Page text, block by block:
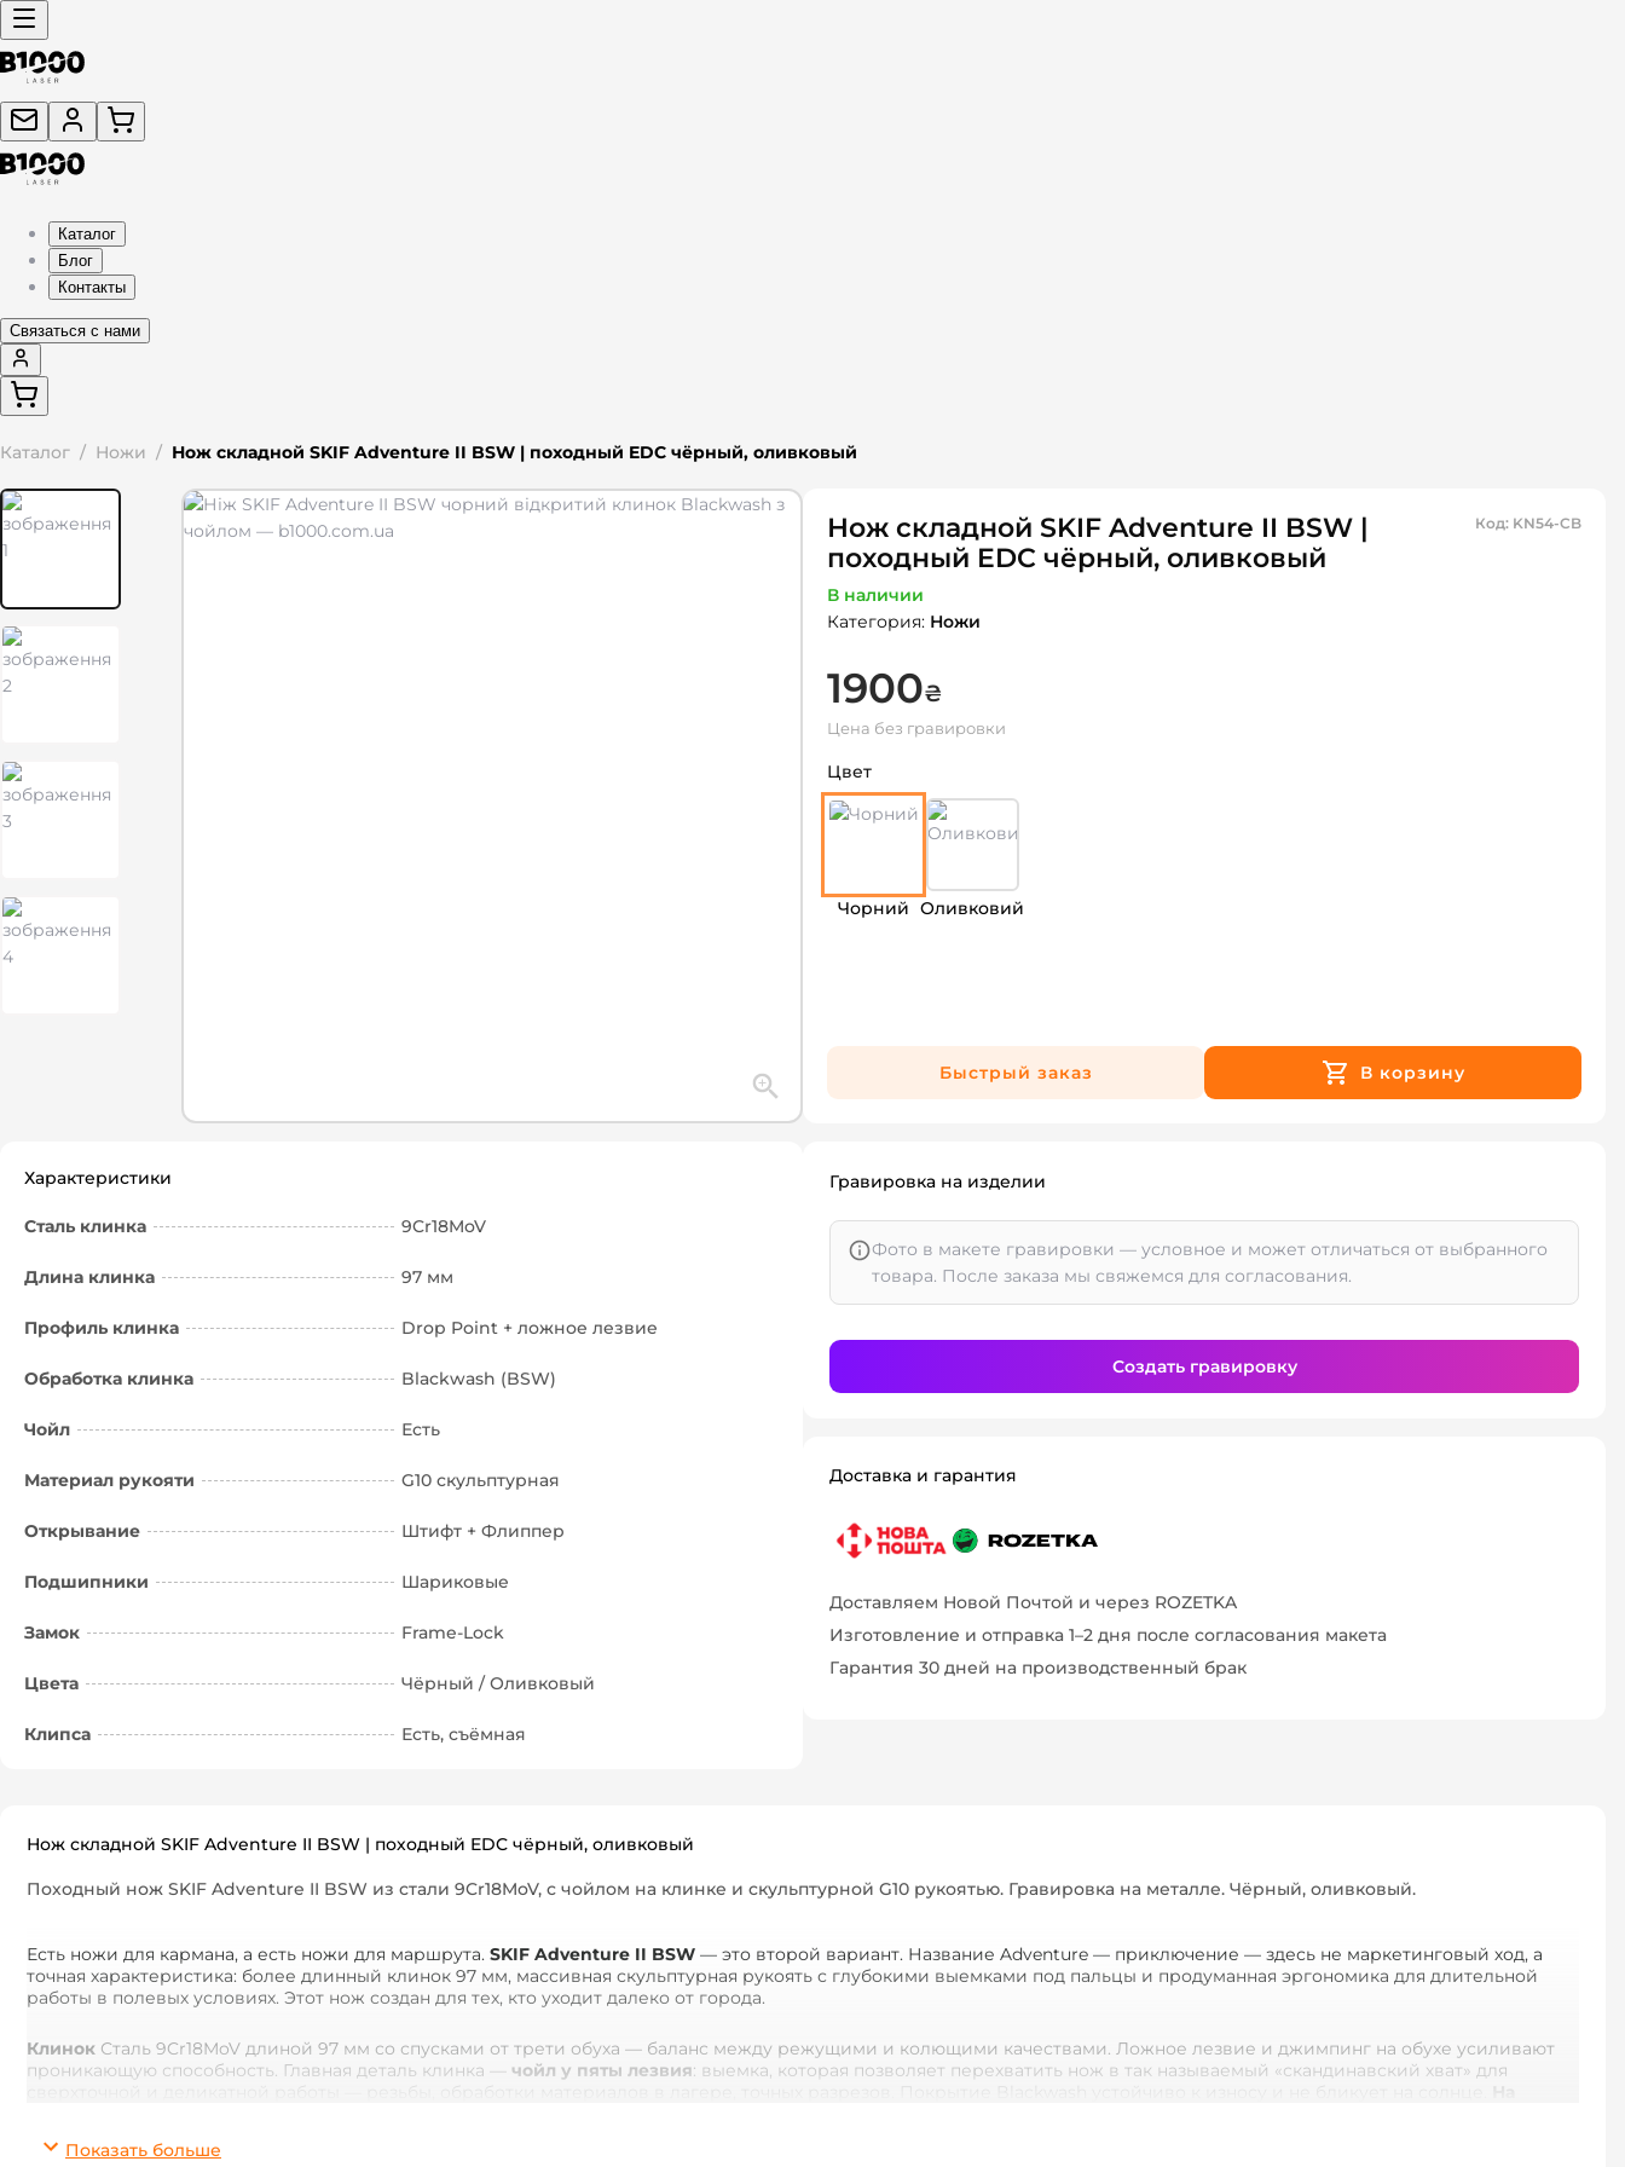
Каталог
Блог
Контакты
Связаться с нами
Каталог / Ножи / Нож складной SKIF Adventure II BSW | походный EDC чёрный, оливковый
Характеристики
Сталь клинка 9Cr18MoV
Длина клинка 97 мм
Профиль клинка Drop Point + ложное лезвие
Обработка клинка Blackwash (BSW)
Чойл Есть
Материал рукояти G10 скульптурная
Открывание Штифт + Флиппер
Подшипники Шариковые
Замок Frame-Lock
Цвета Чёрный / Оливковый
Клипса Есть, съёмная
Нож складной SKIF Adventure II BSW |
походный EDC чёрный, оливковый
Код: KN54-CB
В наличии
Категория: Ножи
1900₴
Цена без гравировки
Цвет
Чорний Оливковий
Быстрый заказ В корзину
Гравировка на изделии
Фото в макете гравировки — условное и может отличаться от выбранного
товара. После заказа мы свяжемся для согласования.
Создать гравировку
Доставка и гарантия
Доставляем Новой Почтой и через ROZETKA
Изготовление и отправка 1–2 дня после согласования макета
Гарантия 30 дней на производственный брак
Нож складной SKIF Adventure II BSW | походный EDC чёрный, оливковый
Походный нож SKIF Adventure II BSW из стали 9Cr18MoV, с чойлом на клинке и скульптурной G10 рукоятью. Гравировка на металле. Чёрный, оливковый.
Есть ножи для кармана, а есть ножи для маршрута. SKIF Adventure II BSW — это второй вариант. Название Adventure — приключение — здесь не маркетинговый ход, а
точная характеристика: более длинный клинок 97 мм, массивная скульптурная рукоять с глубокими выемками под пальцы и продуманная эргономика для длительной
работы в полевых условиях. Этот нож создан для тех, кто уходит далеко от города.
Клинок Сталь 9Cr18MoV длиной 97 мм со спусками от трети обуха — баланс между режущими и колющими качествами. Ложное лезвие и джимпинг на обухе усиливают
проникающую способность. Главная деталь клинка — чойл у пяты лезвия: выемка, которая позволяет перехватить нож в так называемый «скандинавский хват» для
Показать больше